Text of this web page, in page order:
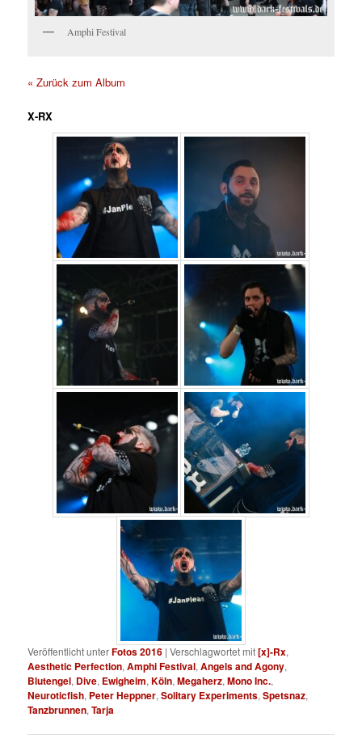
Amphi Festival
« Zurück zum Album
X-RX
Veröffentlicht unterFotos 2016 |Verschlagwortet mit[x]-Rx,
Aesthetic Perfection,Amphi Festival,Angels and Agony,
Blutengel, Dive, Ewigheim,Köln,Megaherz,Mono Inc.,
Neuroticfish, Peter Heppner,Solitary Experiments,Spetsnaz,
Tanzbrunnen,Tarja